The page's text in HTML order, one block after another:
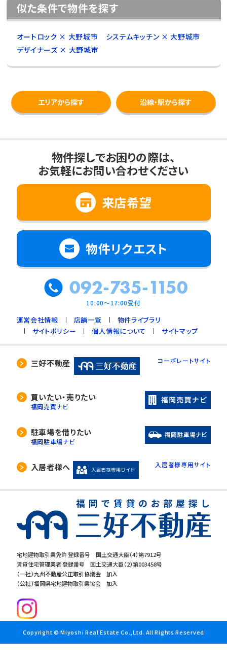
似た条件で物件を探す
オートロック × 大野城市
システムキッチン × 大野城市
デザイナーズ × 大野城市
エリアから探す 沿線・駅から探す
宅地建物取引業免許 登録番号 国土交通大臣（4）第7912号
賃貸住宅管理業者 登録番号 国土交通大臣（2）第003458号
（一社）九州不動産公正取引協議会 加入
（公社）福岡県宅地建物取引業協会 加入
物件探しでお困りの際は、
お気軽にお問い合わせください
来店希望
物件リクエスト
092-735-1150
10:00～17:00受付
運営会社情報 店舗一覧
物件ライブラリ
サイトポリシー
個人情報について サイトマップ
三好不動産 コーポレートサイト
買いたい・売りたい
福岡売買ナビ
駐車場を借りたい
福岡駐車場ナビ
入居者様へ 入居者様専用サイト
Copyright © Miyoshi Real Estate Co.,Ltd. All Rights Reserved